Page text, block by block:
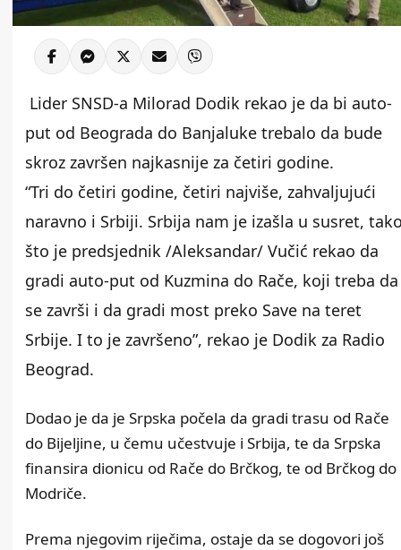
Lider SNSD-a Milorad Dodik rekao je da bi auto-
put od Beograda do Banjaluke trebalo da bude
skroz završen najkasnije za četiri godine.
“Tri do četiri godine, četiri najviše, zahvaljujući
naravno i Srbiji. Srbija nam je izašla u susret,
što je predsjednik /Aleksandar/ Vučić rekao da
gradi auto-put od Kuzmina do Rače, koji treba da
se završi i da gradi most preko Save na teret
Srbije. I to je završeno”, rekao je Dodik za Radio
Beograd.
Dodao je da je Srpska počela da gradi trasu od Rače
do Bijeljine, u čemu učestvuje i Srbija, te da Srpska
finansira dionicu od Rače do Brčkog, te od Brčkog do
Modriče.
Prema njegovim riječima, ostaje da se dogovori još